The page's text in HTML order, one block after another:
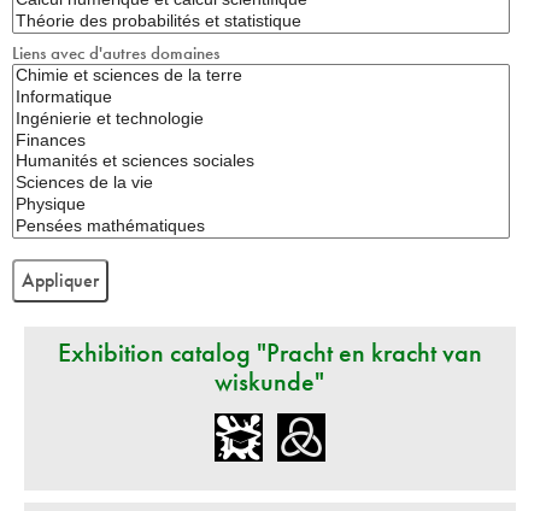
Liens avec d'autres domaines
Exhibition catalog "Pracht en kracht van
wiskunde"